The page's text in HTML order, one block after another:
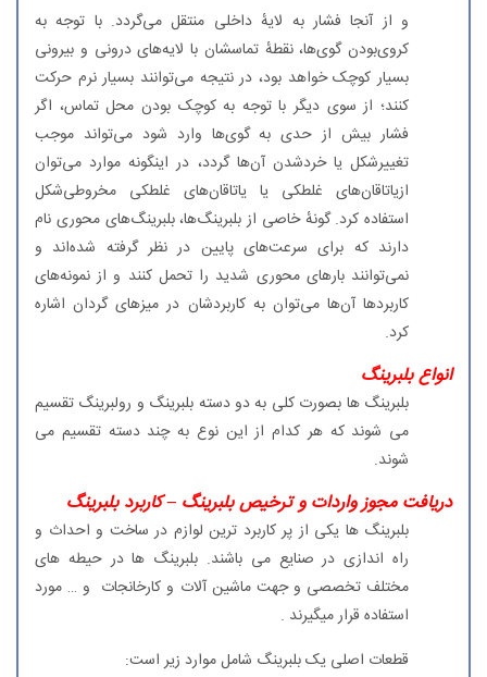
و از آنجا فشار به لایهٔ داخلی منتقل می‌گردد. با توجه به
کروی‌بودن گوی‌ها، نقطهٔ تماسشان با لایه‌های درونی و بیرونی
بسیار کوچک خواهد بود، در نتیجه می‌توانند بسیار نرم حرکت
کنند؛ از سوی دیگر با توجه به کوچک بودن محل تماس، اگر
فشار بیش از حدی به گوی‌ها وارد شود می‌تواند موجب
تغییرشکل یا خردشدن آن‌ها گردد، در اینگونه موارد می‌توان
ازیاتاقان‌های غلطکی یا یاتاقان‌های غلطکی مخروطی‌شکل
استفاده کرد. گونهٔ خاصی از بلبرینگ‌ها، بلبرینگ‌های محوری نام
دارند که برای سرعت‌های پایین در نظر گرفته شده‌اند و
نمی‌توانند بارهای محوری شدید را تحمل کنند و از نمونه‌های
کاربردها آن‌ها می‌توان به کاربردشان در میزهای گردان اشاره
کرد.
انواع بلبرینگ
بلبرینگ ها بصورت کلی به دو دسته بلبرینگ و رولبرینگ تقسیم
می شوند که هر کدام از این نوع به چند دسته تقسیم می
شوند.
دریافت مجوز واردات و ترخیص بلبرینگ – کاربرد بلبرینگ
بلبرینگ ها یکی از پر کاربرد ترین لوازم در ساخت و احداث و
راه اندازی در صنایع می باشند. بلبرینگ ها در حیطه های
مختلف تخصصی و جهت ماشین آلات و کارخانجات و … مورد
استفاده قرار میگیرند .
قطعات اصلی یک بلبرینگ شامل موارد زیر است: